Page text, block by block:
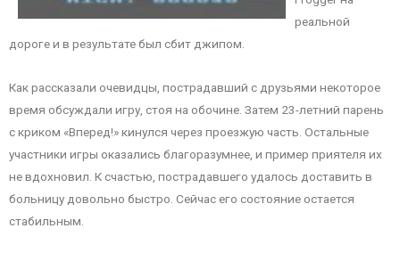
реальной
дороге и в результате был сбит джипом.
Как рассказали очевидцы, пострадавший с друзьями некоторое
время обсуждали игру, стоя на обочине. Затем 23-летний парень
с криком «Вперед!» кинулся через проезжую часть. Остальные
участники игры оказались благоразумнее, и пример приятеля их
не вдохновил. К счастью, пострадавшего удалось доставить в
больницу довольно быстро. Сейчас его состояние остается
стабильным.